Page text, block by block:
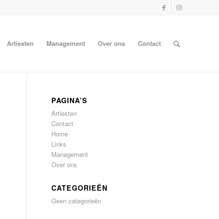
Artiesten Management Over ons Contact
PAGINA’S
Artiesten
Contact
Home
Links
Management
Over ons
CATEGORIEËN
Geen categorieën